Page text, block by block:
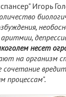
Игорь
несет
на организм
сочетание
процессам".